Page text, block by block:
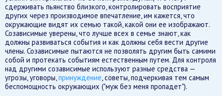
сдерживать пьянство близкого, контролировать восприятие
других через производимое впечатление, им кажется, что
окружающие видят их семью такой, какой они ее изображают.
Созависимые уверены, что лучше всех в семье знают, как
должны развиваться события и как должны себя вести другие
члены. Созависимые пытаются не позволять другим быть самими
собой и протекать событиям естественным путем. Для контроля
над другими созависимые используют разные средства —
угрозы, уговоры, принуждение , советы, подчеркивая тем самым
беспомощность окружающих ("муж без меня пропадет").